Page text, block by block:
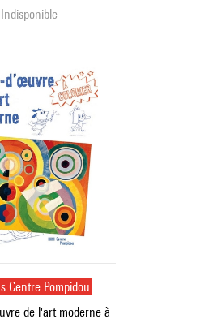
Indisponible
Centre Pompidou
de l'art moderne à